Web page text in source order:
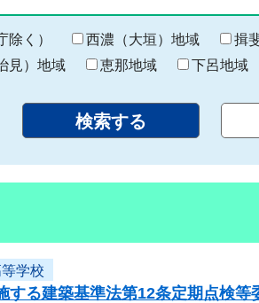
終
わ
り
除く） 西濃（大垣）地域 揖
見）地域 恵那地域 下呂地域
学校
する建築基準法第12条定期点検